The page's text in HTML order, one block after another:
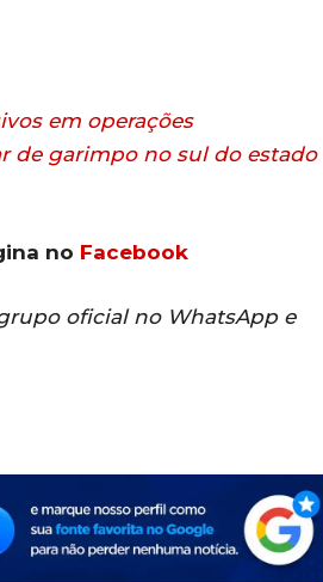
em operações
de garimpo no sul do estado
no Facebook
oficial no WhatsApp e